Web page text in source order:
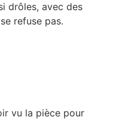
drôles, avec des
refuse pas.
vu la pièce pour